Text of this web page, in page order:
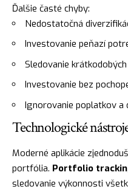
Ďalšie časté chyby:
Nedostatočná
Investovanie peňazí
Sledovanie
Investovanie bez
Ignorovanie poplatkov a
Technologické
Moderné aplikácie
portfólia. Portfolio
sledovanie výkonnosti